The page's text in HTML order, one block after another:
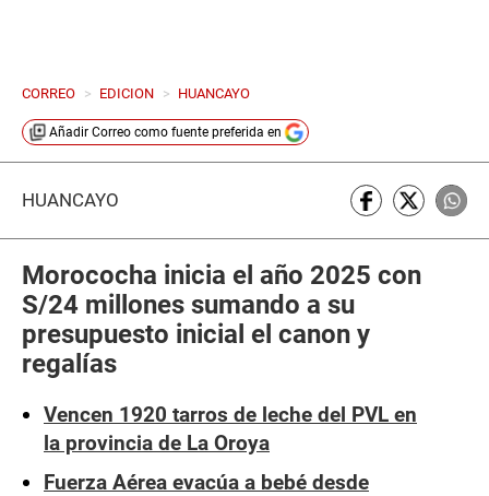
CORREO > EDICION > HUANCAYO
Añadir Correo como fuente preferida en
HUANCAYO
Morococha inicia el año 2025 con
S/24 millones sumando a su
presupuesto inicial el canon y
regalías
Vencen 1920 tarros de leche del PVL en
la provincia de La Oroya
Fuerza Aérea evacúa a bebé desde